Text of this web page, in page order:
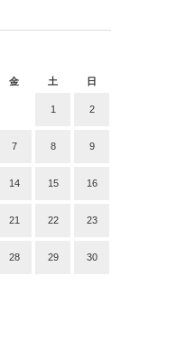
金 土 日
1 2
7 8 9
14 15 16
21 22 23
28 29 30